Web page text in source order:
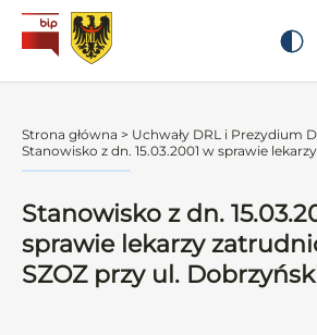
Strona główna > Uchwały DRL i Prezydium
Stanowisko z dn. 15.03.2001 w sprawie
Stanowisko z dn.
sprawie lekarzy
SZOZ przy ul.